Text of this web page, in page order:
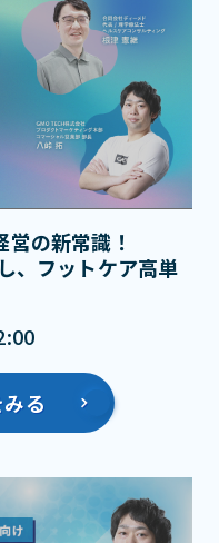
の新常識！
、フットケア高単
る